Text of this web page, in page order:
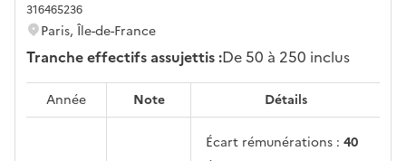
316465236
Paris, Île-de-France
Tranche effectifs assujettis :De 50 à 250 inclus
Année Note Détails
Écart rémunérations : 40